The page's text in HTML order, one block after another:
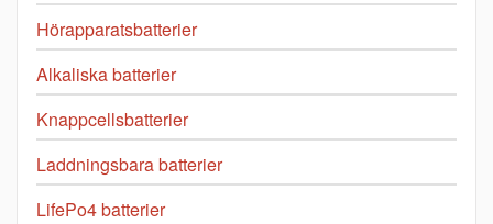
Hörapparatsbatterier
Alkaliska batterier
Knappcellsbatterier
Laddningsbara batterier
LifePo4 batterier